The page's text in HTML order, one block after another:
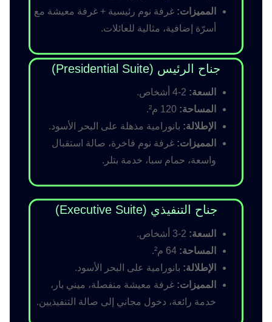
المميزات: غرفة نوم رئيسية + غرفة معيشة مع
أسرّة إضافية، مثالية للعائلات.
جناح الرئيس (Presidential Suite)
السعة:
المساحة:
الإطلالة: بانورامية مذهلة على البحر الأسود.
المميزات: غرفة نوم فاخرة، صالة استقبال
واسعة، حمام سبا، خدمة بتلر.
جناح التنفيذي (Executive Suite)
السعة:
المساحة:
الإطلالة: بانورامية على البحر الأسود.
المميزات: غرفة معيشة منفصلة، ميني بار،
خدمة رائعة، دخول مجاني إلى صالة التنفيذيين.